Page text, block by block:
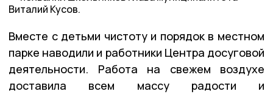
Виталий Кусов.
Вместе с детьми чистоту и порядок в местном
парке наводили и работники Центра досуговой
деятельности. Работа на свежем воздухе
доставила всем массу радости и